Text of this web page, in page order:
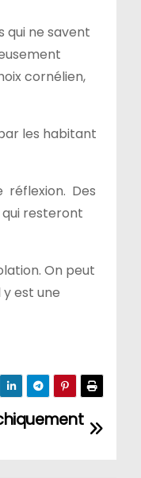
qui ne savent
cornélien,
les habitant
réflexion. Des
qui resteront
On peut
est une